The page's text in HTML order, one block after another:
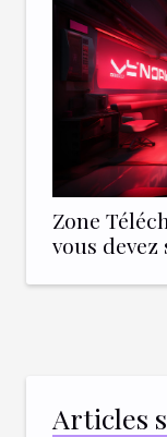
Zone
vous devez
Articles